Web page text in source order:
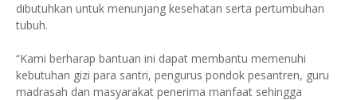
dibutuhkan untuk menunjang kesehatan serta pertumbuhan
tubuh.
“Kami berharap bantuan ini dapat membantu memenuhi
kebutuhan gizi para santri, pengurus pondok pesantren, guru
madrasah dan masyarakat penerima manfaat sehingga